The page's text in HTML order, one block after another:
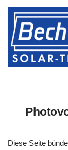
Zum
Inhalt
springen
Diese Seite